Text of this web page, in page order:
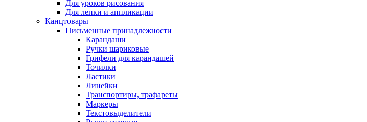
Для уроков рисования
Для лепки и аппликации
Канцтовары
Письменные принадлежности
Карандаши
Ручки шариковые
Грифели для карандашей
Точилки
Ластики
Линейки
Транспортиры, трафареты
Маркеры
Текстовыделители